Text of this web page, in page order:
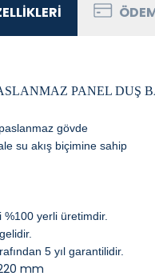
PANEL DUŞ
gövde
su akış biçimine sahip
%100 yerli üretimdir.
5 yıl garantilidir.
mm